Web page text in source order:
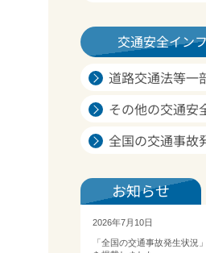
交通安全イン
道路交通法等一
その他の交通安
全国の交通事故
お知らせ